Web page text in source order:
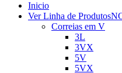
Inicio
Ver Linha de Produtos
Correias em V
3L
3VX
5V
5VX